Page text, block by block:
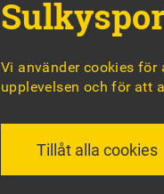
Vi använder cookies för
upplevelsen och för att
Tillåt alla cookies